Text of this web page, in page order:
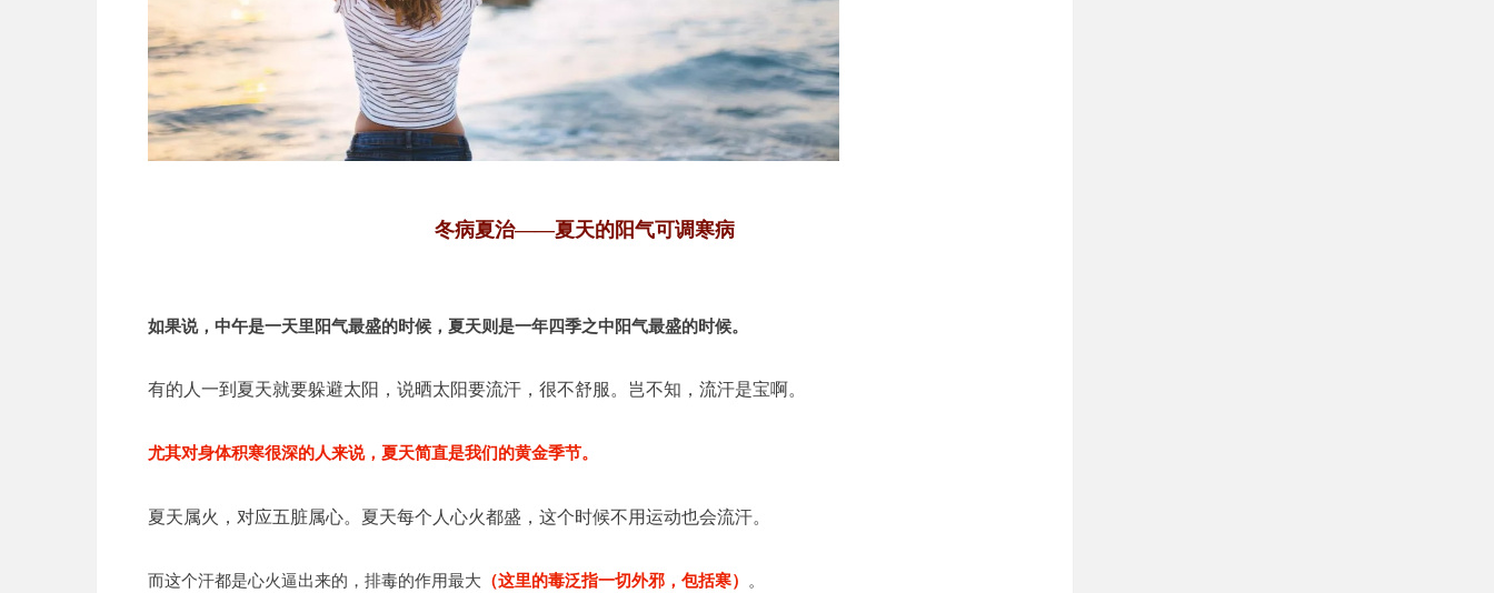
冬病夏治——夏天的阳气可调寒病
如果说，中午是一天里阳气最盛的时候，夏天则是一年四季之中阳气最盛的时候。
有的人一到夏天就要躲避太阳，说晒太阳要流汗，很不舒服。岂不知，流汗是宝啊。
尤其对身体积寒很深的人来说，夏天简直是我们的黄金季节。
夏天属火，对应五脏属心。夏天每个人心火都盛，这个时候不用运动也会流汗。
而这个汗都是心火逼出来的，排毒的作用最大 （这里的毒泛指一切外邪，包括寒） 。